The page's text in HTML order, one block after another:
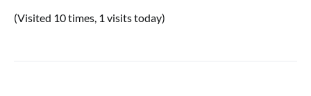
(Visited 10 times, 1 visits today)